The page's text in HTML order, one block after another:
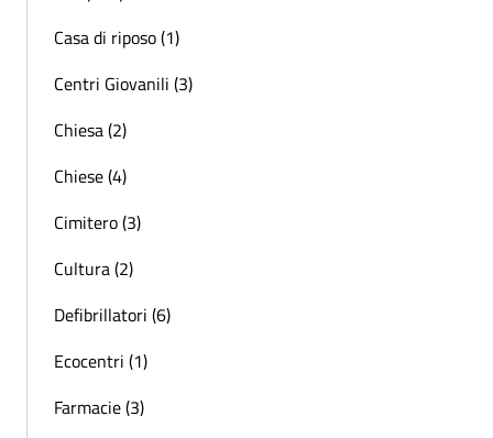
Casa di riposo (1)
Centri Giovanili (3)
Chiesa (2)
Chiese (4)
Cimitero (3)
Cultura (2)
Defibrillatori (6)
Ecocentri (1)
Farmacie (3)